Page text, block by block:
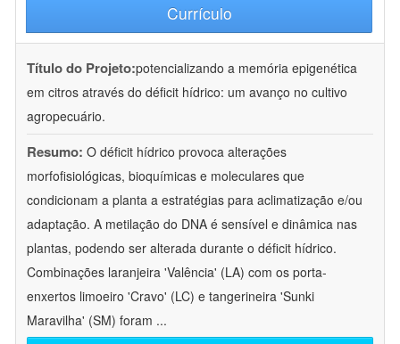
Currículo
Título do Projeto:potencializando a memória epigenética
em citros através do déficit hídrico: um avanço no cultivo
agropecuário.
Resumo: O déficit hídrico provoca alterações
morfofisiológicas, bioquímicas e moleculares que
condicionam a planta a estratégias para aclimatização e/ou
adaptação. A metilação do DNA é sensível e dinâmica nas
plantas, podendo ser alterada durante o déficit hídrico.
Combinações laranjeira 'Valência' (LA) com os porta-
enxertos limoeiro 'Cravo' (LC) e tangerineira 'Sunki
Maravilha' (SM) foram ...